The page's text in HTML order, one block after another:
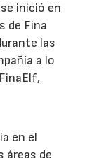
inició en
de Fina
las
a lo
en el
áreas de